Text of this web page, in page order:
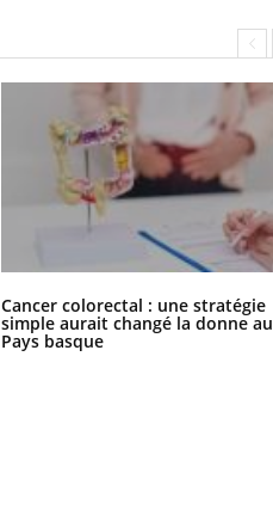
Cancer colorectal : une stratégie
simple aurait changé la donne au
Pays basque